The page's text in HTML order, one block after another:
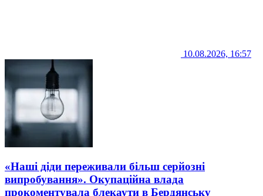
10.08.2026, 16:57
«Наші діди переживали більш серйозні
випробування». Окупаційна влада
прокоментувала блекаути в Бердянську